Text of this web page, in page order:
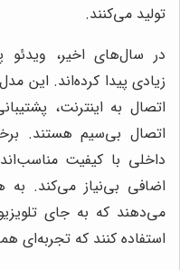
تولید می‌کنند.
در سال‌های اخیر، ویدئو
زیادی پیدا کرده‌اند. این
اتصال به اینترنت،
اتصال بی‌سیم هستند.
داخلی با کیفیت
اضافی بی‌نیاز می‌کند. به
می‌دهند که به جای
استفاده کنند که تجربه‌ای